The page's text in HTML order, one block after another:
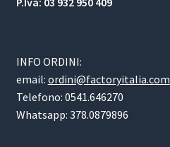
INFO ORDINI:
email: ordini@factoryitalia.com
Telefono: 0541.646270
Whatsapp: 378.0879896